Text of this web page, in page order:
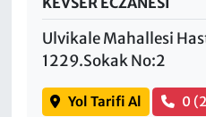
Ulvikale Mahallesi
1229.Sokak No:2
Yol Tarifi Al 0